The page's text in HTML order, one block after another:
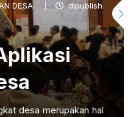
DESA
dipublish
desa merupakan hal